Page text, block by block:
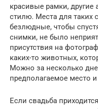
красивые рамки, другие
стилю. Места для таких
безлюдные, чтобы
снимки, не было
присутствия на
каких-то животных,
Можно за несколько
предполагаемое место
Если свадьба